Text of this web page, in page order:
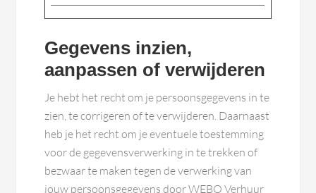
Gegevens inzien,
aanpassen of verwijderen
Je hebt het recht om je persoonsgegevens in te
zien, te corrigeren of te verwijderen. Daarnaast
heb je het recht om je eventuele toestemming
voor de gegevensverwerking in te trekken of
bezwaar te maken tegen de verwerking van
jouw persoonsgegevens door WEBO Verhuur